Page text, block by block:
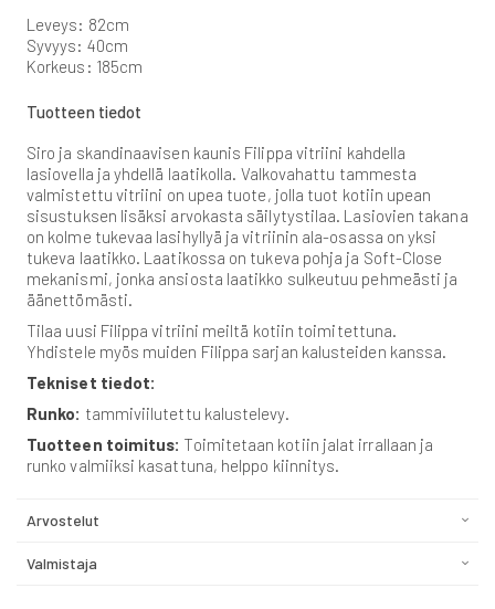
Leveys: 82cm
Syvyys: 40cm
Korkeus: 185cm
Tuotteen tiedot
Siro ja skandinaavisen kaunis Filippa vitriini kahdella
lasiovella ja yhdellä laatikolla. Valkovahattu tammesta
valmistettu vitriini on upea tuote, jolla tuot kotiin upean
sisustuksen lisäksi arvokasta säilytystilaa. Lasiovien takana
on kolme tukevaa lasihyllyä ja vitriinin ala-osassa on yksi
tukeva laatikko. Laatikossa on tukeva pohja ja Soft-Close
mekanismi, jonka ansiosta laatikko sulkeutuu pehmeästi ja
äänettömästi.
Tilaa uusi Filippa vitriini meiltä kotiin toimitettuna.
Yhdistele myös muiden Filippa sarjan kalusteiden kanssa.
Tekniset tiedot:
Runko: tammiviilutettu kalustelevy.
Tuotteen toimitus: Toimitetaan kotiin jalat irrallaan ja
runko valmiiksi kasattuna, helppo kiinnitys.
Arvostelut
Valmistaja